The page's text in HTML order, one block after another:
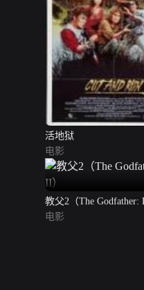
活地狱
电影
教父2（The Godfather:
电影